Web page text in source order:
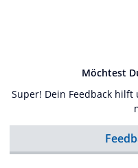
Möchtest
Super! Dein Feedback hilft